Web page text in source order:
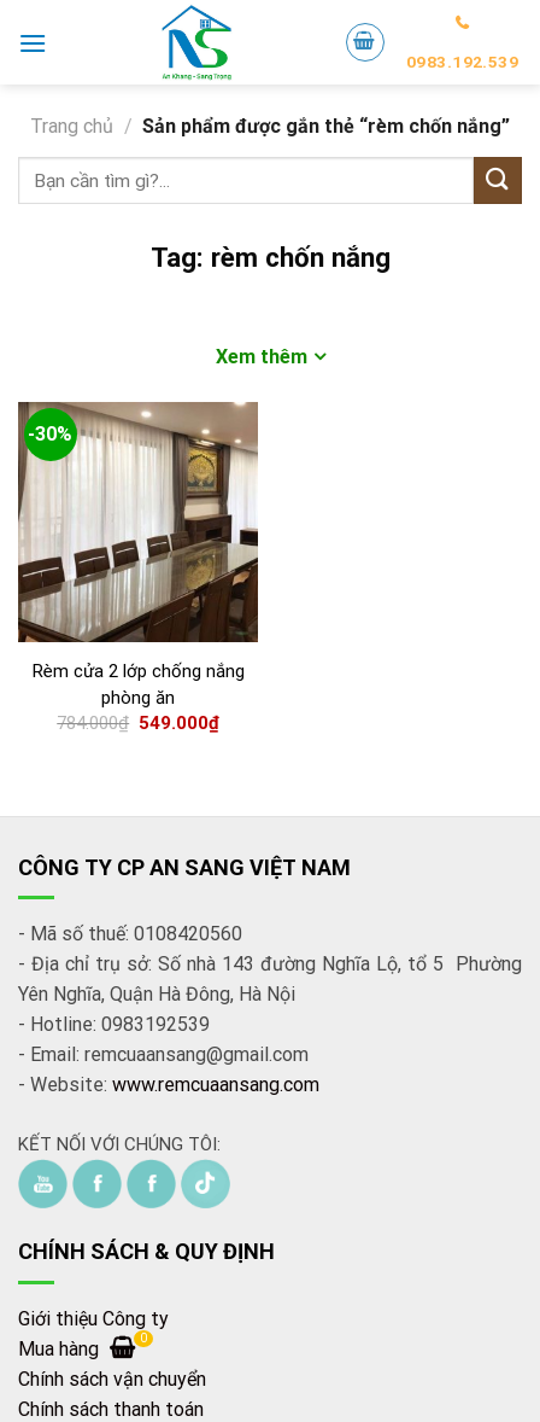
0983.192.539
Trang chủ / Sản phẩm được gắn thẻ “rèm chốn nắng”
Tìm
kiếm:
Tag: rèm chốn nắng
Xem thêm
-30%
Rèm cửa 2 lớp chống nắng
phòng ăn
784.000₫ 549.000₫
CÔNG TY CP AN SANG VIỆT NAM
- Mã số thuế: 0108420560
- Địa chỉ trụ sở: Số nhà 143 đường Nghĩa Lộ, tổ 5 Phường
Yên Nghĩa, Quận Hà Đông, Hà Nội
- Hotline: 0983192539
- Email: remcuaansang@gmail.com
- Website: www.remcuaansang.com
KẾT NỐI VỚI CHÚNG TÔI:
CHÍNH SÁCH & QUY ĐỊNH
Giới thiệu Công ty
Mua hàng
0
Chính sách vận chuyển
Chính sách thanh toán